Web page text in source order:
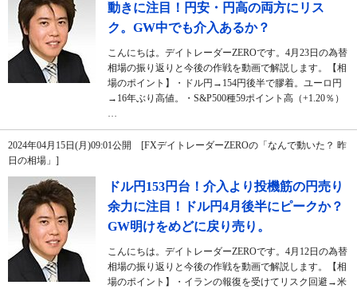
動きに注目！円安・円高の両方にリス
ク。GW中でも介入あるか？
こんにちは。デイトレーダーZEROです。4月23日の為替
相場の振り返りと今後の作戦を動画で解説します。【相
場のポイント】・ドル円→154円後半で膠着。ユーロ円
→16年ぶり高値。・S&P500種59ポイント高（+1.20％）
…
2024年04月15日(月)09:01公開 [FXデイトレーダーZEROの「なんで動いた？ 昨
日の相場」]
ドル円153円台！介入より投機筋の円売り
余力に注目！ドル円4月後半にピークか？
GW明けをめどに戻り売り。
こんにちは。デイトレーダーZEROです。4月12日の為替
相場の振り返りと今後の作戦を動画で解説します。【相
場のポイント】・イランの報復を受けてリスク回避→米